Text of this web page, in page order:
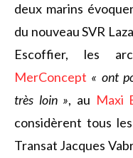
deux marins
du nouveau SVR
Escoffier, les
MerConcept « ont
très loin », au Maxi
considèrent tous
Transat Jacques